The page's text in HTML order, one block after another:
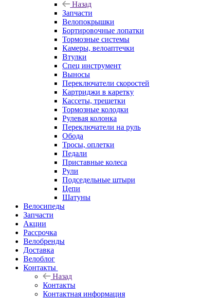
Назад
Запчасти
Велопокрышки
Бортировочные лопатки
Тормозные системы
Камеры, велоаптечки
Втулки
Спец инструмент
Выносы
Переключатели скоростей
Картриджи в каретку
Кассеты, трещетки
Тормозные колодки
Рулевая колонка
Переключатели на руль
Обода
Тросы, оплетки
Педали
Приставные колеса
Рули
Подседельные штыри
Цепи
Шатуны
Велосипеды
Запчасти
Акции
Рассрочка
Велобренды
Доставка
Велоблог
Контакты
Назад
Контакты
Контактная информация